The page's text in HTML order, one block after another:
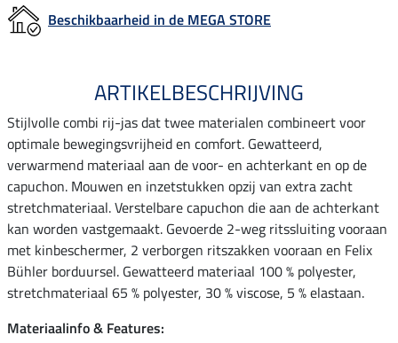
Beschikbaarheid in de MEGA STORE
ARTIKELBESCHRIJVING
Stijlvolle combi rij-jas dat twee materialen combineert voor
optimale bewegingsvrijheid en comfort. Gewatteerd,
verwarmend materiaal aan de voor- en achterkant en op de
capuchon. Mouwen en inzetstukken opzij van extra zacht
stretchmateriaal. Verstelbare capuchon die aan de achterkant
kan worden vastgemaakt. Gevoerde 2-weg ritssluiting vooraan
met kinbeschermer, 2 verborgen ritszakken vooraan en Felix
Bühler borduursel. Gewatteerd materiaal 100 % polyester,
stretchmateriaal 65 % polyester, 30 % viscose, 5 % elastaan.
Materiaalinfo & Features: